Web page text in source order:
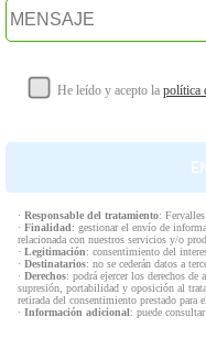
He leído y acepto la política
· Responsable del tratamiento: Fervalles
· Finalidad: gestionar el envío de
relacionada con nuestros servicios y/o
· Legitimación: consentimiento del
· Destinatarios: no se cederán datos a
· Derechos: podrá ejercer los derechos de
supresión, portabilidad y oposición al
retirada del consentimiento prestado para
· Información adicional: puede